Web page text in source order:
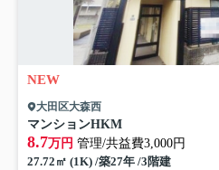
NEW
大田区大森西
マンションHKM
8.7万円 管理/共益費3,000円
27.72㎡ (1K) /築27年 /3階建